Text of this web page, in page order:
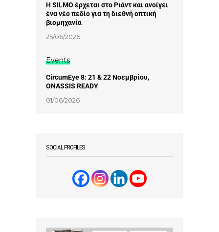
Η SILMO έρχεται στο Ριάντ και ανοίγει
ένα νέο πεδίο για τη διεθνή οπτική
βιομηχανία
25/06/2026
Events
CircumEye 8: 21 & 22 Νοεμβρίου,
ONASSIS READY
01/06/2026
SOCIAL PROFILES